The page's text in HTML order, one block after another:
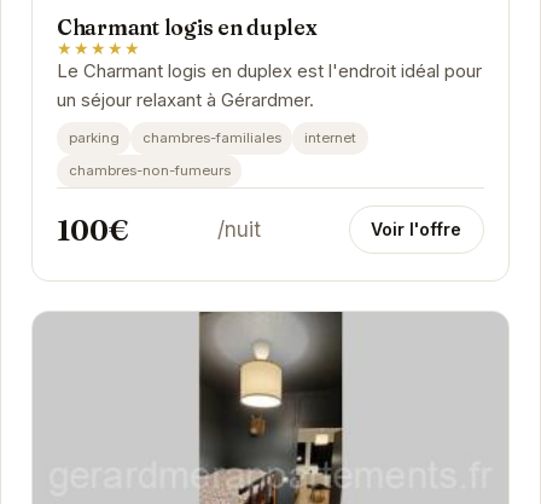
Charmant logis en duplex
★★★★★
Le Charmant logis en duplex est l'endroit idéal pour
un séjour relaxant à Gérardmer.
parking chambres-familiales
internet
chambres-non-fumeurs
100€ /nuit Voir l'offre